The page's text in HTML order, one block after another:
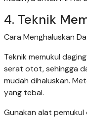
4. Teknik
Cara Menghaluskan
Teknik memukul
serat otot, sehingga
mudah dihaluskan.
yang tebal.
Gunakan alat